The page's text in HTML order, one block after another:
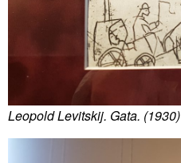
Leopold Levitskij. Gata. (1930)